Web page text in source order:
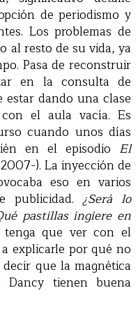
de periodismo y
Los problemas de
al resto de su vida, ya
Pasa de reconstruir
en la consulta de
dando una clase
el aula vacía. Es
cuando unos días
en el episodio El
). La inyección de
eso en varios
publicidad. ¿Será lo
pastillas ingiere en
que ver con el
explicarle por qué no
que la magnética
Dancy tienen buena